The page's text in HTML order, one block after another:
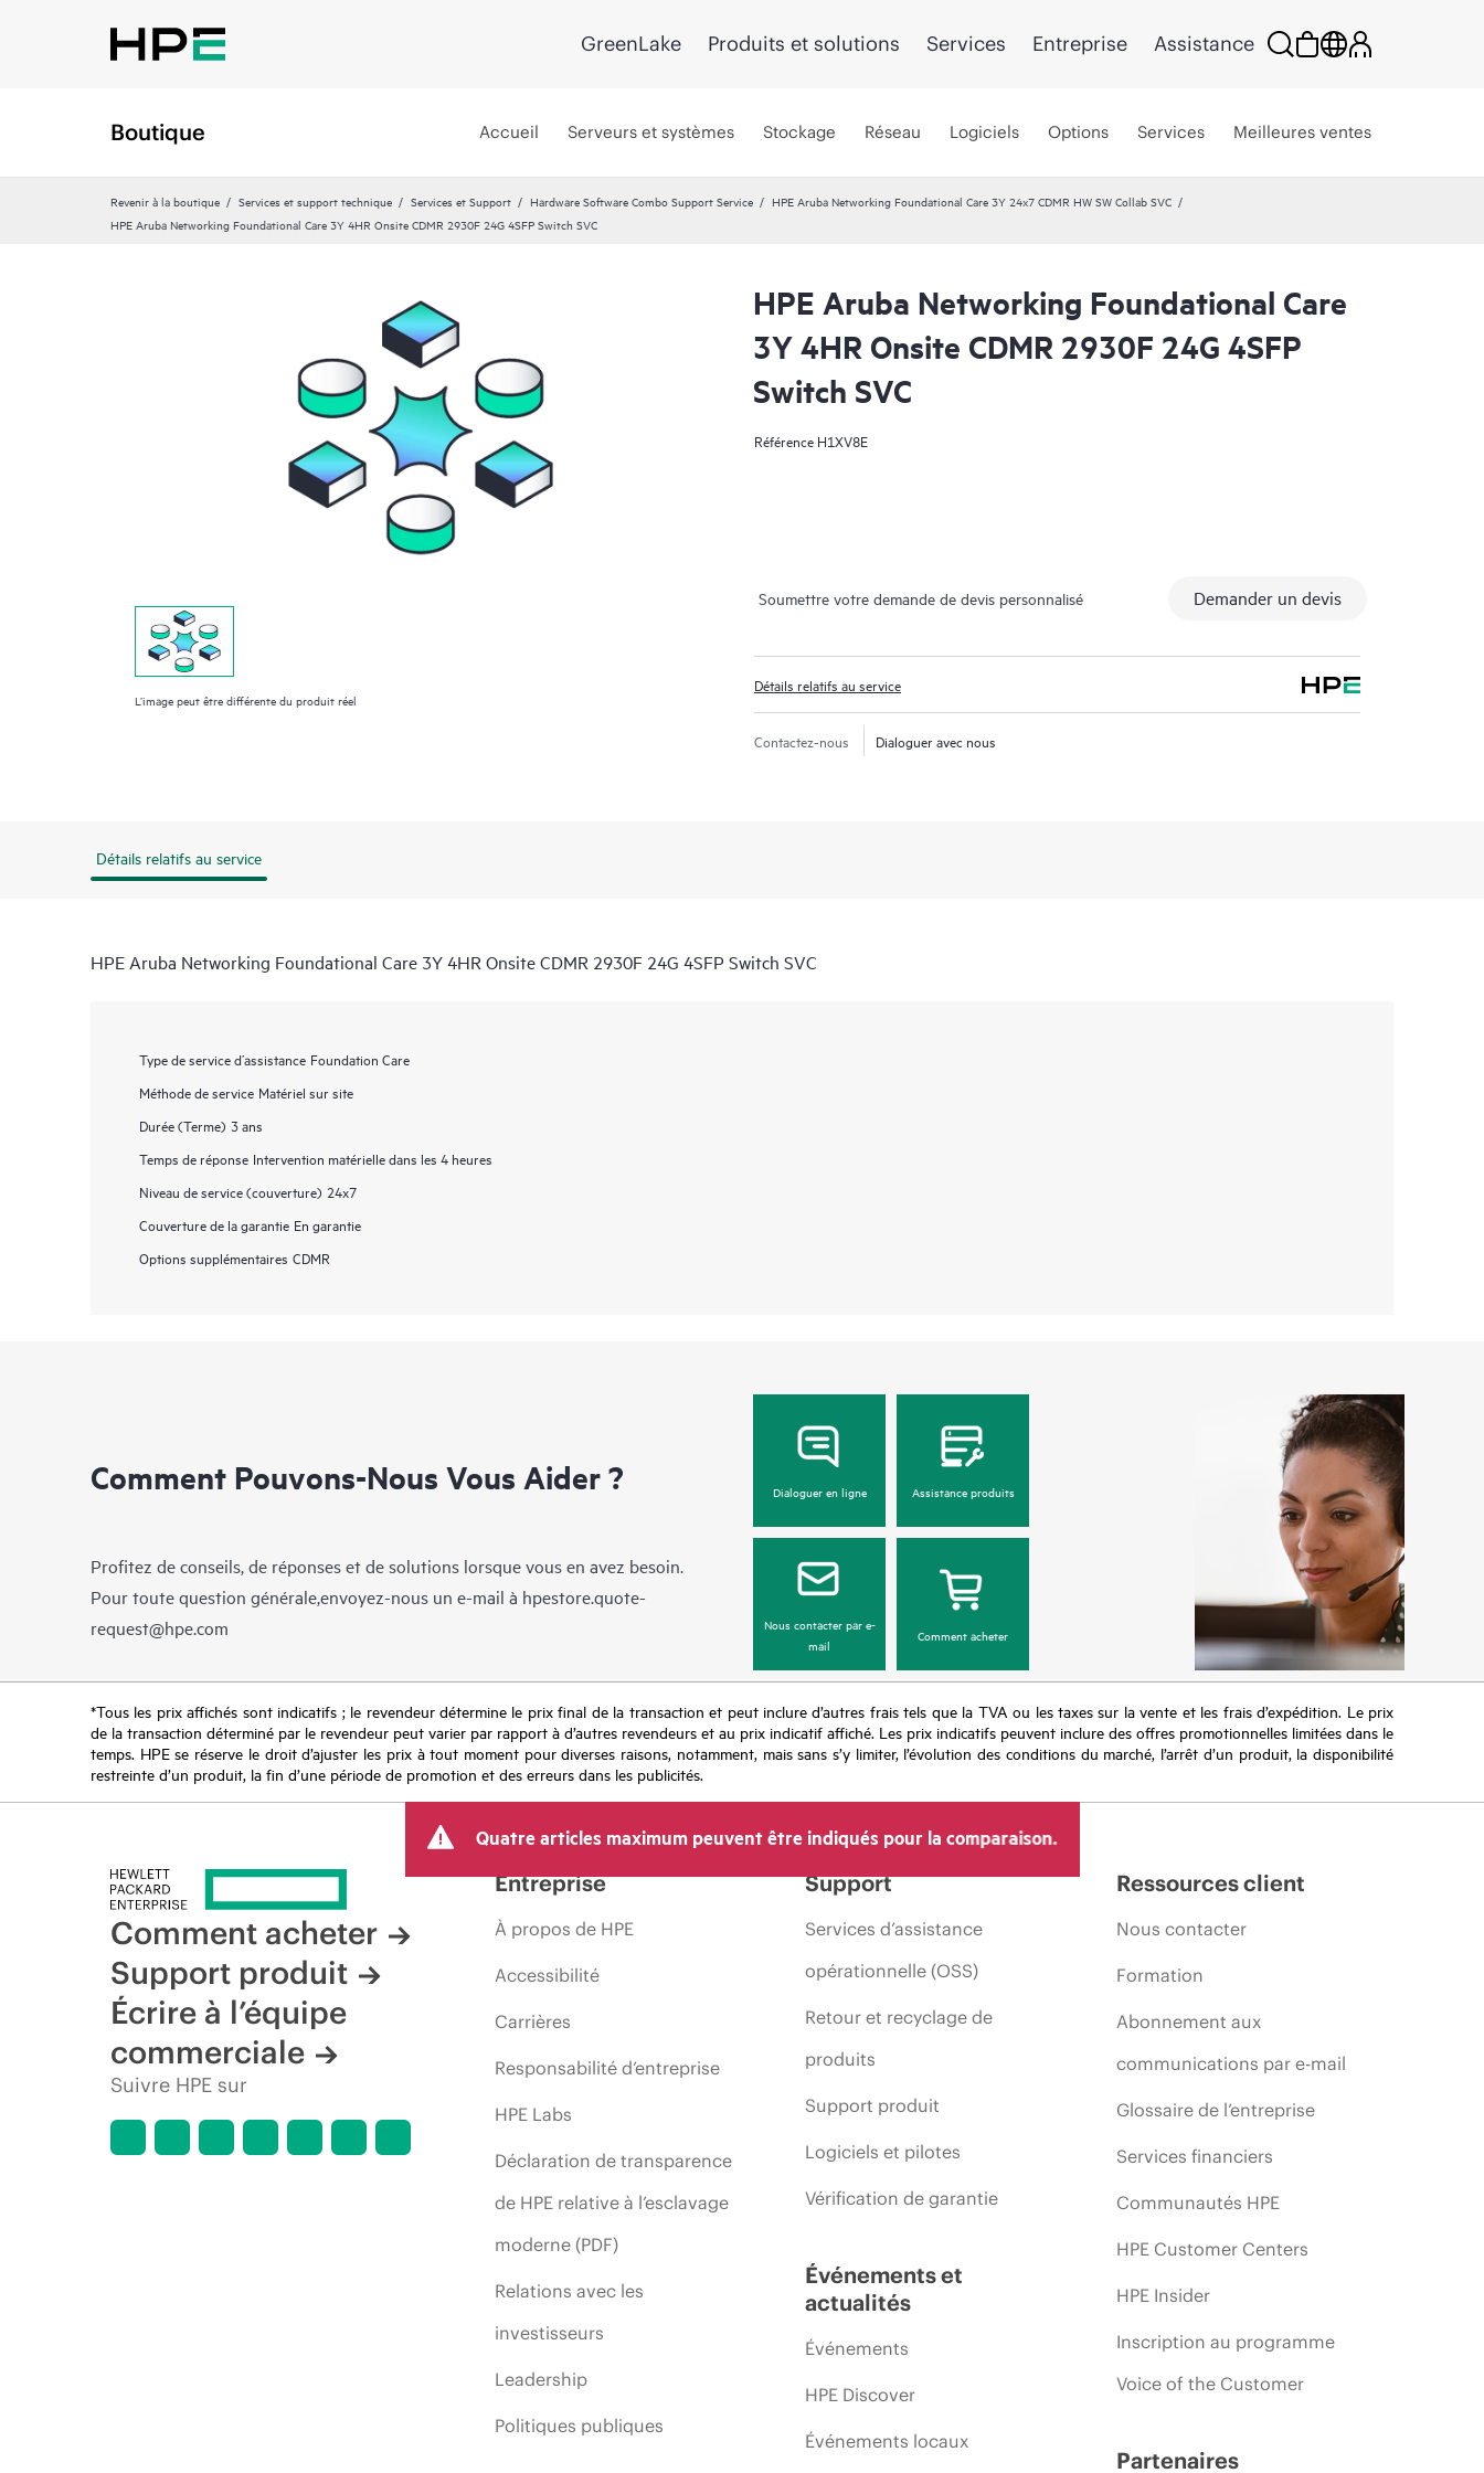
GreenLake Produits et solutions Services Entreprise Assistance
Boutique Accueil Serveurs et systèmes Stockage Réseau Logiciels Options Services Meilleures ventes
Revenir à la boutique Services et support technique Services et Support Hardware Software Combo Support Service
HPE Aruba Networking Foundational Care 3Y 24x7 CDMR HW SW Collab SVC
HPE Aruba Networking Foundational Care 3Y 4HR Onsite CDMR 2930F 24G 4SFP Switch SVC
L’image peut être différente du produit réel
HPE Aruba Networking Foundational Care
3Y 4HR Onsite CDMR 2930F 24G 4SFP
Switch SVC
Référence H1XV8E
Soumettre votre demande de devis personnalisé Demander un devis
Détails relatifs au service
Contactez-nous Dialoguer avec nous
Détails relatifs au service
HPE Aruba Networking Foundational Care 3Y 4HR Onsite CDMR 2930F 24G 4SFP Switch SVC
Type de service d’assistance Foundation Care
Méthode de service Matériel sur site
Durée (Terme) 3 ans
Temps de réponse Intervention matérielle dans les 4 heures
Niveau de service (couverture) 24x7
Couverture de la garantie En garantie
Options supplémentaires CDMR
Comment Pouvons-Nous Vous Aider ?
Profitez de conseils, de réponses et de solutions lorsque vous en avez besoin.
Pour toute question générale,envoyez-nous un e-mail à hpestore.quote-
request@hpe.com
Dialoguer en ligne Assistance produits
Nous contacter par e-
mail
Comment acheter
*Tous les prix affichés sont indicatifs ; le revendeur détermine le prix final de la transaction et peut inclure d’autres frais tels que la TVA ou les taxes sur la vente et les frais d’expédition. Le prix
de la transaction déterminé par le revendeur peut varier par rapport à d’autres revendeurs et au prix indicatif affiché. Les prix indicatifs peuvent inclure des offres promotionnelles limitées dans le
temps. HPE se réserve le droit d’ajuster les prix à tout moment pour diverses raisons, notamment, mais sans s’y limiter, l’évolution des conditions du marché, l’arrêt d’un produit, la disponibilité
restreinte d’un produit, la fin d’une période de promotion et des erreurs dans les publicités.
Quatre articles maximum peuvent être indiqués pour la comparaison.
Comment acheter
Support produit
Écrire à l’équipe
commerciale
Suivre HPE sur
Entreprise
À propos de HPE
Accessibilité
Carrières
Responsabilité d’entreprise
HPE Labs
Déclaration de transparence
de HPE relative à l’esclavage
moderne (PDF)
Relations avec les
investisseurs
Leadership
Politiques publiques
Support
Services d’assistance
opérationnelle (OSS)
Retour et recyclage de
produits
Support produit
Logiciels et pilotes
Vérification de garantie
Événements et
actualités
Événements
HPE Discover
Événements locaux
Ressources client
Nous contacter
Formation
Abonnement aux
communications par e-mail
Glossaire de l’entreprise
Services financiers
Communautés HPE
HPE Customer Centers
HPE Insider
Inscription au programme
Voice of the Customer
Partenaires